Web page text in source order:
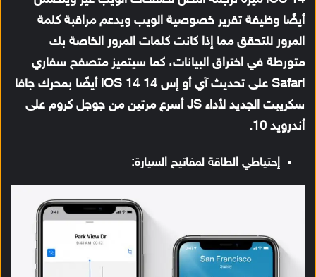
أيضًا وظيفة تقرير خصوصية الويب ويدعم مراقبة كلمة
المرور للتحقق مما إذا كانت كلمات المرور الخاصة بك
متورطة في اختراق البيانات، كما سيتميز متصفح سفاري
Safari على تحديث آي أو إس 14 iOS 14 أيضًا بمحرك جافا
سكريبت الجديد لأداء JS أسرع مرتين من جوجل كروم على
أندرويد 10.
إحتياطي الطاقة لمفاتيح السيارة: